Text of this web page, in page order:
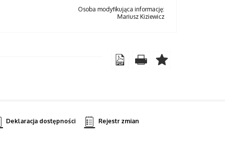
Osoba modyfikująca informację:
Mariusz Kiziewicz
Deklaracja dostępności Rejestr zmian